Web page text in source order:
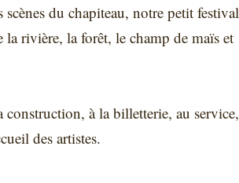
du chapiteau, notre petit festival
rivière, la forêt, le champ de maïs et
à la billetterie, au service,
des artistes.